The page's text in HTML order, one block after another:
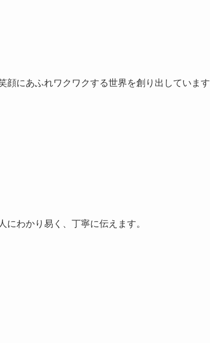
顔にあふれワクワクする世界を創り出しています
わかり易く、丁寧に伝えます。